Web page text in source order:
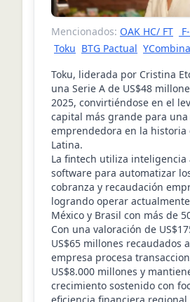
Mencionados: OAK HC/ FT
Toku BTG Pactual
Toku, liderada por Cristina
una Serie A de US$48
2025, convirtiéndose en el
capital más grande para
emprendedora en la historia
Latina.
La fintech utiliza inteligencia
software para automatizar
cobranza y recaudación
logrando operar
México y Brasil con más de
Con una valoración de
US$65 millones recaudados
empresa procesa
US$8.000 millones y
crecimiento sostenido con